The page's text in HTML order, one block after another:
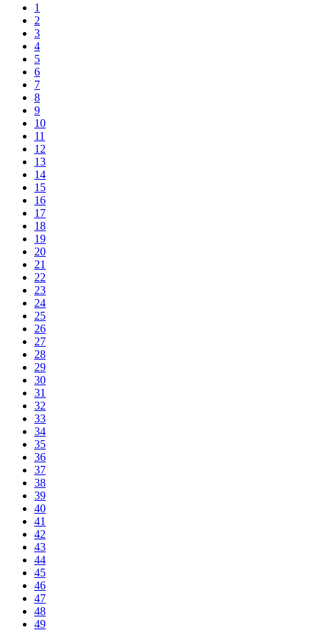
1
2
3
4
5
6
7
8
9
10
11
12
13
14
15
16
17
18
19
20
21
22
23
24
25
26
27
28
29
30
31
32
33
34
35
36
37
38
39
40
41
42
43
44
45
46
47
48
49